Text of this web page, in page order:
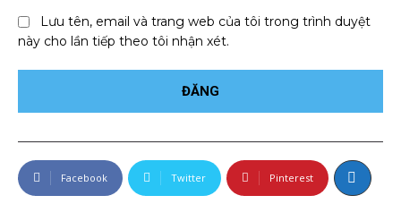
Lưu tên, email và trang web của tôi trong trình duyệt
này cho lần tiếp theo tôi nhận xét.
Facebook Twitter Pinterest